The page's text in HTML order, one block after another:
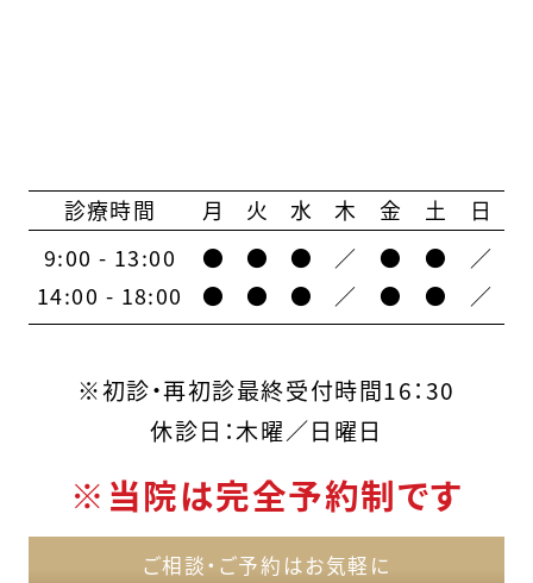
診療時間 月 火 水 木 金 土
日
9:00 - 13:00
● ● ● ／ ● ●
／
14:00 - 18:00
● ● ● ／ ● ● ／
※初診・再初診最終受付時間16：30
休診日：木曜／日曜日
※当院は完全予約制です
ご相談・ご予約はお気軽に